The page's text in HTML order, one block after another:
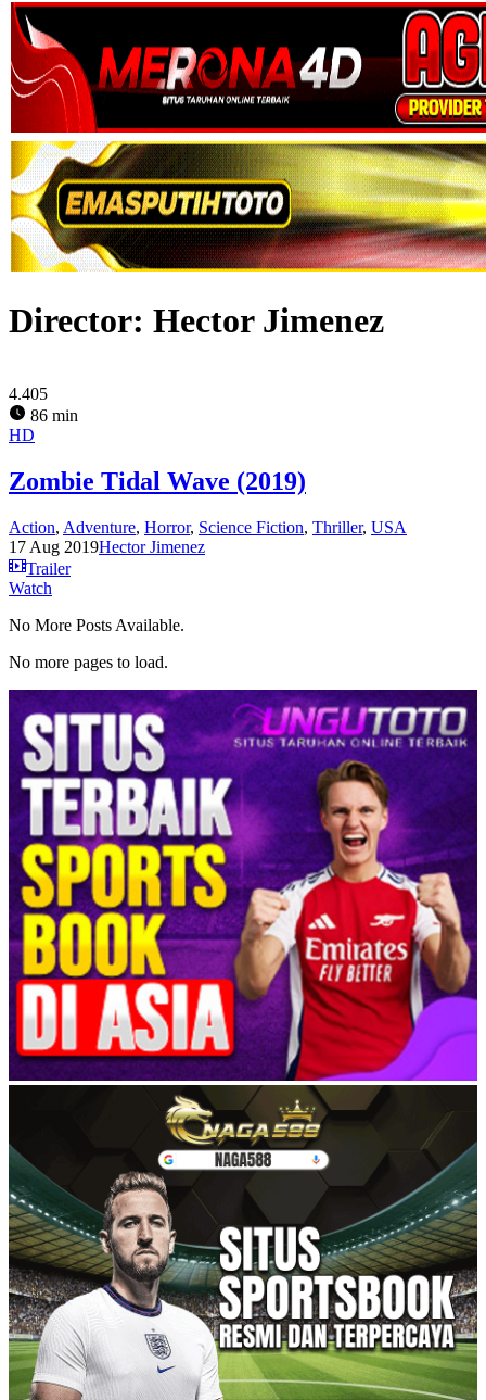
Director: Hector Jimenez
4.405
86 min
HD
Zombie Tidal Wave (2019)
Action, Adventure, Horror, Science Fiction, Thriller, USA
17 Aug 2019Hector Jimenez
Trailer
Watch
No More Posts Available.
No more pages to load.